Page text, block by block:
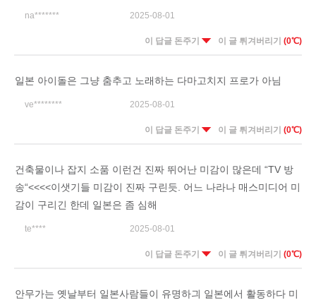
na******* 2025-08-01
이 답글 돈주기 이 글 튀겨버리기 (0℃)
일본 아이돌은 그냥 춤추고 노래하는 다마고치지 프로가 아님
ve******** 2025-08-01
이 답글 돈주기 이 글 튀겨버리기 (0℃)
건축물이나 잡지 소품 이런건 진짜 뛰어난 미감이 많은데 “TV 방
송“<<<<이샛기들 미감이 진짜 구린듯. 어느 나라나 매스미디어 미
감이 구리긴 한데 일본은 좀 심해
te**** 2025-08-01
이 답글 돈주기 이 글 튀겨버리기 (0℃)
안무가는 옛날부터 일본사람들이 유명하긔 일본에서 활동하다 미